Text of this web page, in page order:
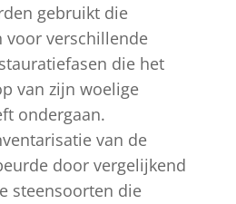
gebruikt die
voor verschillende
die het
van zijn woelige
ondergaan.
van de
door vergelijkend
steensoorten die